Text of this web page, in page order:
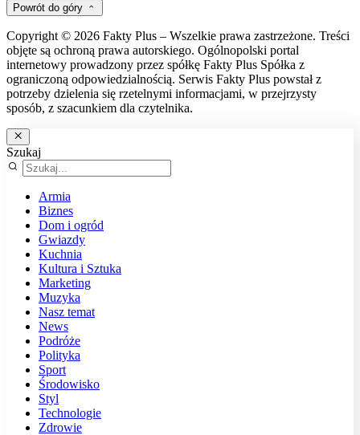
Powrót do góry
Copyright © 2026 Fakty Plus – Wszelkie prawa zastrzeżone. Treści
objęte są ochroną prawa autorskiego. Ogólnopolski portal
internetowy prowadzony przez spółkę Fakty Plus Spółka z
ograniczoną odpowiedzialnością. Serwis Fakty Plus powstał z
potrzeby dzielenia się rzetelnymi informacjami, w przejrzysty
sposób, z szacunkiem dla czytelnika.
Szukaj
Armia
Biznes
Dom i ogród
Gwiazdy
Kuchnia
Kultura i Sztuka
Marketing
Muzyka
Nasz temat
News
Podróże
Polityka
Sport
Środowisko
Styl
Technologie
Zdrowie